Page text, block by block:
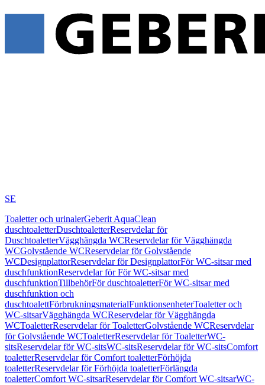
SE
Toaletter och urinalerGeberit AquaClean
duschtoaletterDuschtoaletterReservdelar för
DuschtoaletterVägghängda WCReservdelar för Vägghängda
WCGolvstående WCReservdelar för Golvstående
WCDesignplattorReservdelar för DesignplattorFör WC-sitsar med
duschfunktionReservdelar för För WC-sitsar med
duschfunktionTillbehörFör duschtoaletterFör WC-sitsar med
duschfunktion och
duschtoalettFörbrukningsmaterialFunktionsenheterToaletter och
WC-sitsarVägghängda WCReservdelar för Vägghängda
WCToaletterReservdelar för ToaletterGolvstående WCReservdelar
för Golvstående WCToaletterReservdelar för ToaletterWC-
sitsReservdelar för WC-sitsWC-sitsReservdelar för WC-sitsComfort
toaletterReservdelar för Comfort toaletterFörhöjda
toaletterReservdelar för Förhöjda toaletterFörlängda
toaletterComfort WC-sitsarReservdelar för Comfort WC-sitsarWC-